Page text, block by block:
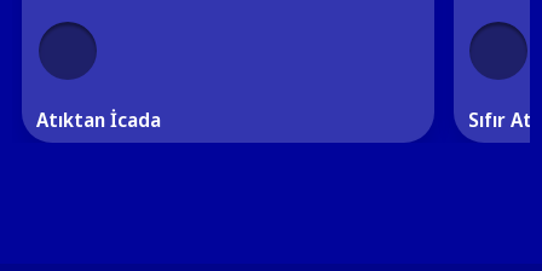
Atıktan İcada Sıfır